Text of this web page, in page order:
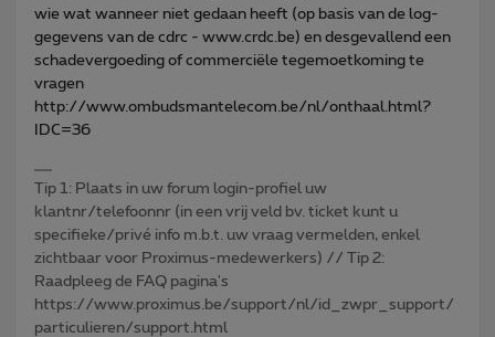
wie wat wanneer niet gedaan heeft (op basis van de log-
gegevens van de cdrc - www.crdc.be) en desgevallend een
schadevergoeding of commerciële tegemoetkoming te
vragen
http://www.ombudsmantelecom.be/nl/onthaal.html?
IDC=36
Tip 1: Plaats in uw forum login-profiel uw
klantnr/telefoonnr (in een vrij veld bv. ticket kunt u
specifieke/privé info m.b.t. uw vraag vermelden, enkel
zichtbaar voor Proximus-medewerkers) // Tip 2:
Raadpleeg de FAQ pagina's
https://www.proximus.be/support/nl/id_zwpr_support/
particulieren/support.html